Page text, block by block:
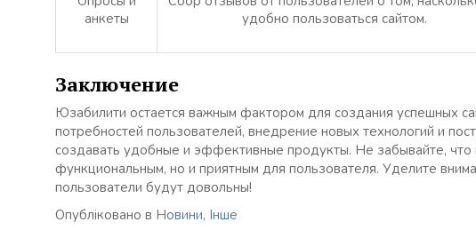
анкеты
удобно пользоваться сайтом.
Заключение
Юзабилити остается важным фактором для создания успешных
потребностей пользователей, внедрение новых технологий и
создавать удобные и эффективные продукты. Не забывайте,
функциональным, но и приятным для пользователя. Уделите
пользователи будут довольны!
Опубліковано в Новини, Інше